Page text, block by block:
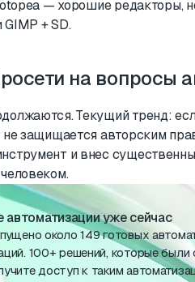
— хорошие редакторы,
+ SD.
на вопросы
Текущий тренд:
не защищается авторским
и внес
автоматизации уже сейчас
около 149 готовых
100+ решений, которые
доступ к таким